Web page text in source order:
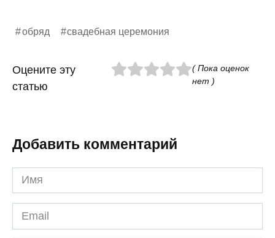
обряд свадебная церемония
Оцените эту
статью
( Пока оценок
нет )
Добавить комментарий
Имя
*
Email
*